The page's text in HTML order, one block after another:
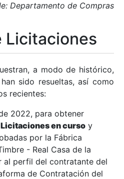
Departamento de Compras
Licitaciones
a modo de histórico,
sido resueltas, así como
recientes:
2022, para obtener
Licitaciones en curso y
por la Fábrica
- Real Casa de la
al perfil del contratante del
de Contratación del